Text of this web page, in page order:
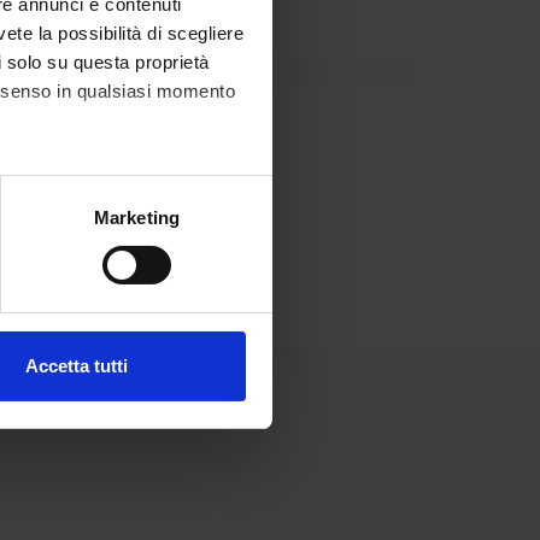
la possibilità di scegliere
su questa proprietà
in qualsiasi momento
metro,Marketing
Accetta tutti